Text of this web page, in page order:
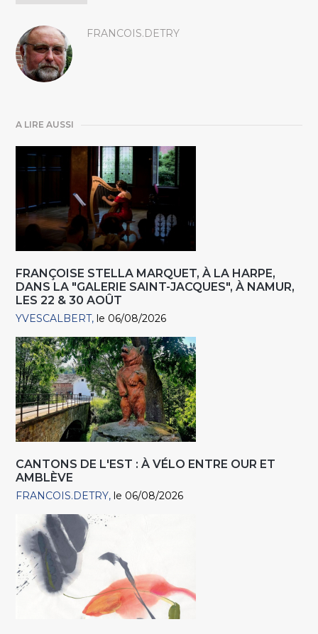
FRANCOIS.DETRY
A LIRE AUSSI
FRANÇOISE STELLA MARQUET, À LA HARPE,
DANS LA "GALERIE SAINT-JACQUES", À NAMUR,
LES 22 & 30 AOÛT
YVESCALBERT le 06/08/2026
CANTONS DE L'EST : À VÉLO ENTRE OUR ET
AMBLÈVE
FRANCOIS.DETRY le 06/08/2026